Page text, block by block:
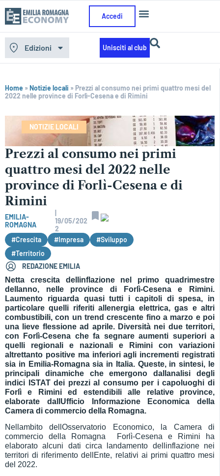
Accedi
Edizioni Unisciti al club
Home »Notizie locali » Prezzi al consumo nei primi quattro mesi del
2022 nelle province di Forlì-Cesena e di Rimini
NOTIZIE LOCALI
Prezzi al consumo nei primi
quattro mesi del 2022 nelle
province di Forlì-Cesena e di
Rimini
EMILIA-
ROMAGNA
19/05/202
2
#Crescita
#Impresa
#Sviluppo
#Territorio
REDAZIONE EMILIA
Netta crescita dellinflazione nel primo quadrimestre
dellanno, nelle province di Forlì-Cesena e Rimini.
Laumento riguarda quasi tutti i capitoli di spesa, in
particolare quelli riferiti allenergia elettrica, gas e altri
combustibili, con un trend crescente fino a marzo e poi
una lieve flessione ad aprile. Diversità nei due territori,
con Forlì-Cesena che fa segnare aumenti superiori a
quelli regionali e nazionali e Rimini con variazioni
altrettanto positive ma inferiori agli incrementi registrati
sia in Emilia-Romagna sia in Italia. Queste, in sintesi, le
principali dinamiche che emergono dallanalisi degli
indici ISTAT dei prezzi al consumo per i capoluoghi di
Forlì e Rimini ed estendibili alle relative province,
elaborate dallUfficio Informazione Economica della
Camera di commercio della Romagna.
Nellambito dellOsservatorio Economico, la Camera di
commercio della Romagna  Forlì-Cesena e Rimini ha
elaborato alcuni dati circa landamento dellinflazione nei
territori di riferimento dellEnte, relativi ai primi quattro mesi
del 2022.